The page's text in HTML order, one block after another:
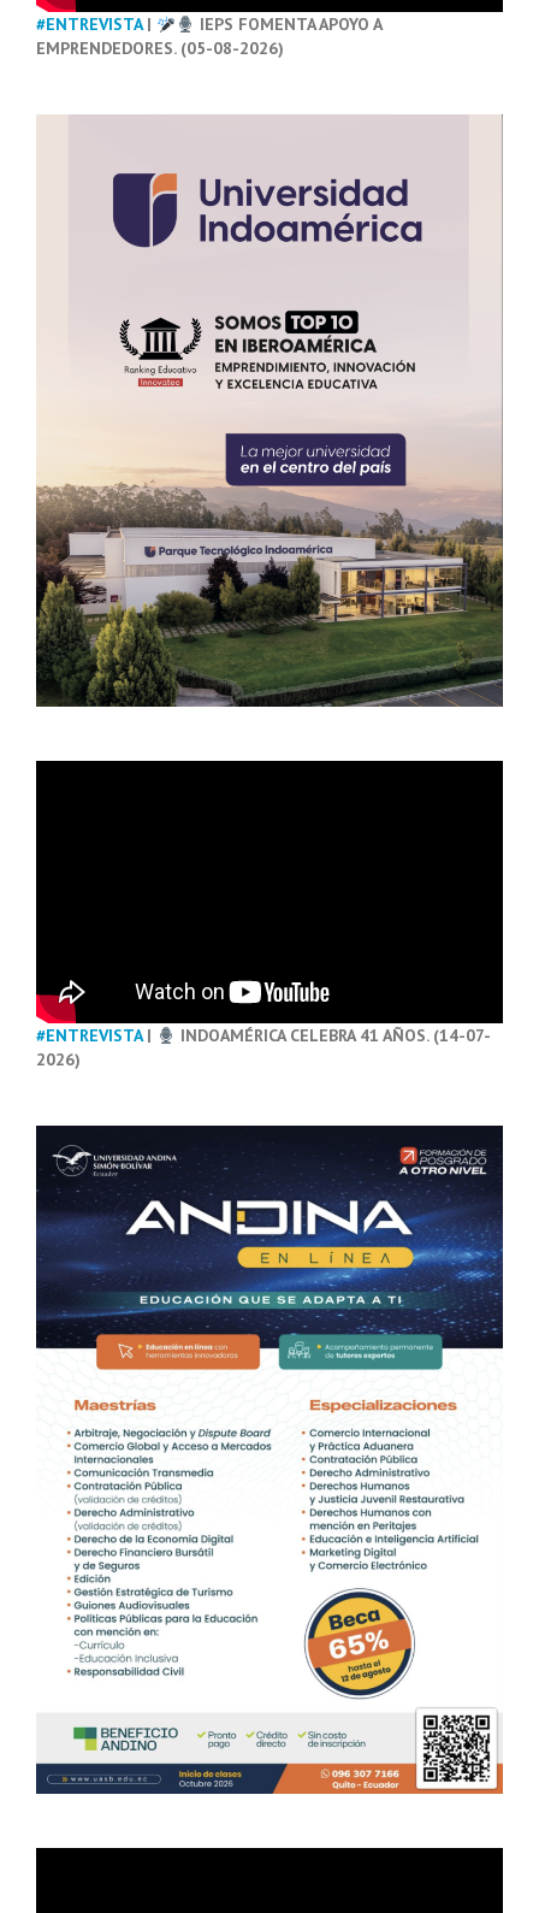
#ENTREVISTA|
IEPS FOMENTA APOYO A
EMPRENDEDORES. (05-08-2026)
#ENTREVISTA|
INDOAMÉRICA CELEBRA 41 AÑOS. (14-07-
2026)